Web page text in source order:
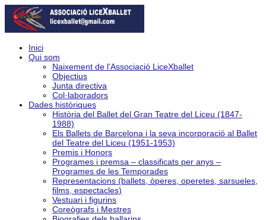
Inici
Qui som
Naixement de l’Associació LiceXballet
Objectius
Junta directiva
Col·laboradors
Dades històriques
Història del Ballet del Gran Teatre del Liceu (1847-
1988)
Els Ballets de Barcelona i la seva incorporació al Ballet
del Teatre del Liceu (1951-1953)
Premis i Honors
Programes i premsa – classificats per anys –
Programes de les Temporades
Representacions (ballets, òperes, operetes, sarsueles,
films, espectacles)
Vestuari i figurins
Coreògrafs i Mestres